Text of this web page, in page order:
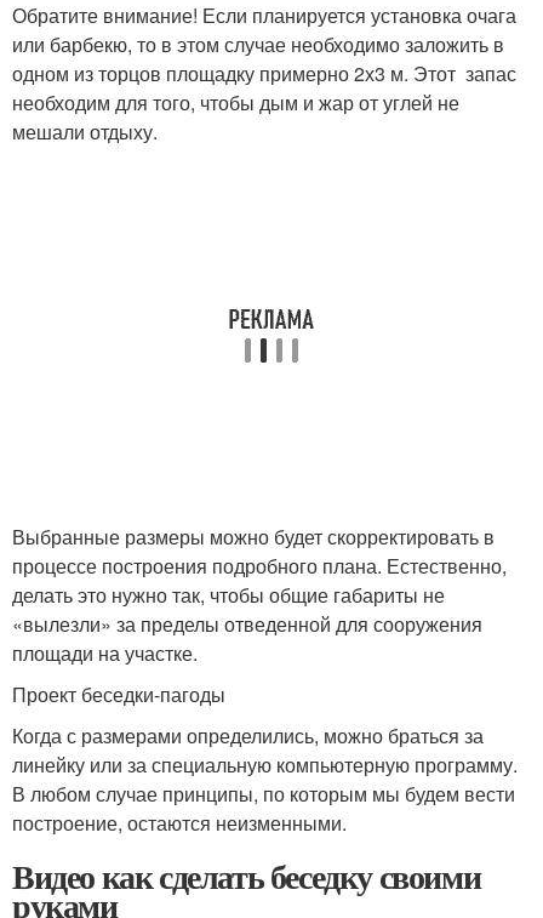
Обратите внимание! Если планируется установка очага
или барбекю, то в этом случае необходимо заложить в
одном из торцов площадку примерно 2х3 м. Этот запас
необходим для того, чтобы дым и жар от углей не
мешали отдыху.
Выбранные размеры можно будет скорректировать в
процессе построения подробного плана. Естественно,
делать это нужно так, чтобы общие габариты не
«вылезли» за пределы отведенной для сооружения
площади на участке.
Проект беседки-пагоды
Когда с размерами определились, можно браться за
линейку или за специальную компьютерную программу.
В любом случае принципы, по которым мы будем вести
построение, остаются неизменными.
Видео как сделать беседку своими
руками